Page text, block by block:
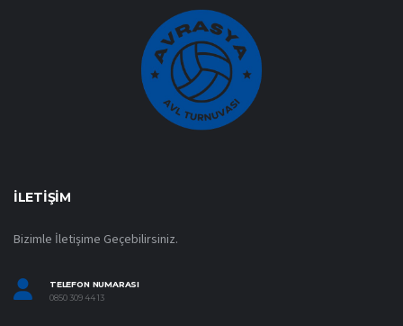
İLETIŞIM
Bizimle İletişime Geçebilirsiniz.
TELEFON NUMARASI
0850 309 44 13